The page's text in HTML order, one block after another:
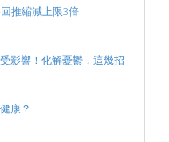
推縮減上限3倍
影響！化解憂鬱，這幾招
康？